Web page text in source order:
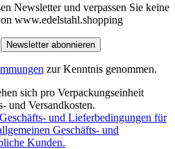
Newsletter und verpassen Sie keine
www.edelstahl.shopping
Newsletter abonnieren
zur Kenntnis genommen.
sich pro Verpackungseinheit
und Versandkosten.
und Lieferbedingungen für
Geschäfts- und
Kunden.